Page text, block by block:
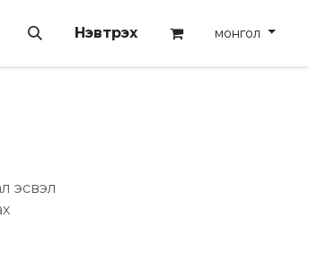
Нэвтрэх монгол
эсвэл